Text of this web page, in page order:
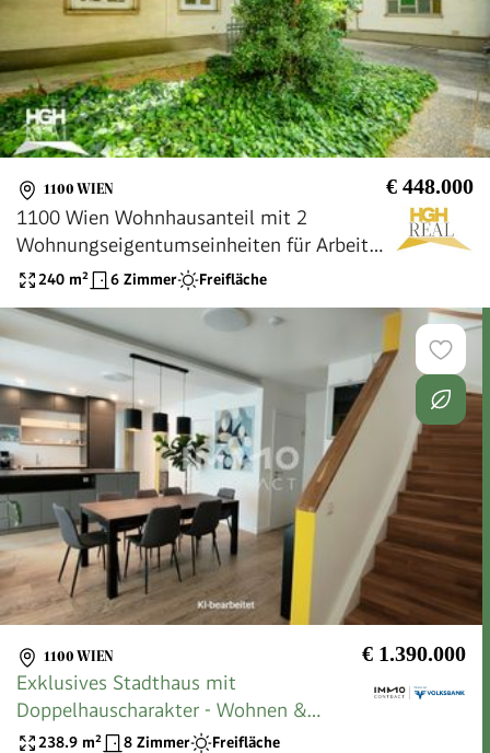
1100 WIEN € 448.000
1100 Wien Wohnhausanteil mit 2
Wohnungseigentumseinheiten für Arbeiten
und Wohnen Nähe U1 Neulaa
240 m² 6 Zimmer Freifläche
1100 WIEN € 1.390.000
Exklusives Stadthaus mit
Doppelhauscharakter - Wohnen &
Arbeiten auf 239 m² und 99 m² Terrassen
238.9 m² 8 Zimmer Freifläche